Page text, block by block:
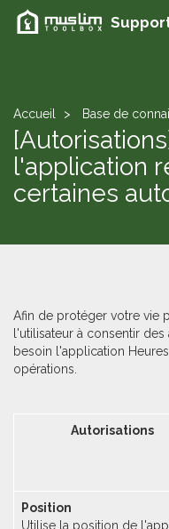
Accueil Base de
l'application
certaines
Afin de protéger votre vie
l'utilisateur à consentir
besoin l'application
opérations.
Autorisations
Position
Utilise la position de